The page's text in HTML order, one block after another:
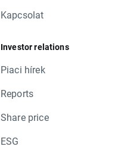
Kapcsolat
Investor relations
Piaci hírek
Reports
Share price
ESG